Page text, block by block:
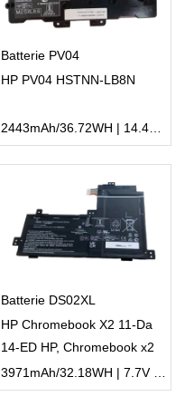
Batterie PV04
HP PV04 HSTNN-LB8N
2443mAh/36.72WH | 14.4V | Li-ion ...
Batterie DS02XL
HP Chromebook X2 11-Da
14-ED HP, Chromebook x2
11-da Series
3971mAh/32.18WH | 7.7V | Li-ion ...